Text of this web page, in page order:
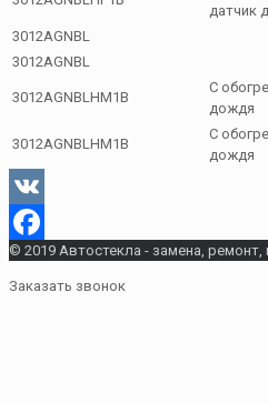
датчик
3012AGNBL
3012AGNBL
3012AGNBLHM1B
С
дождя
3012AGNBLHM1B
С
дождя
VK
Facebook
© 2019 Автостекла - замена, ремонт,
Заказать звонок